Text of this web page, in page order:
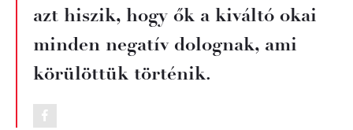
azt hiszik, hogy ők a kiváltó okai
minden negatív dolognak, ami
körülöttük történik.